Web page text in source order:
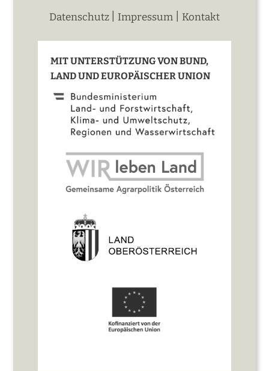
Datenschutz Impressum Kontakt
MIT UNTERSTÜTZUNG VON BUND,
LAND UND EUROPÄISCHER UNION